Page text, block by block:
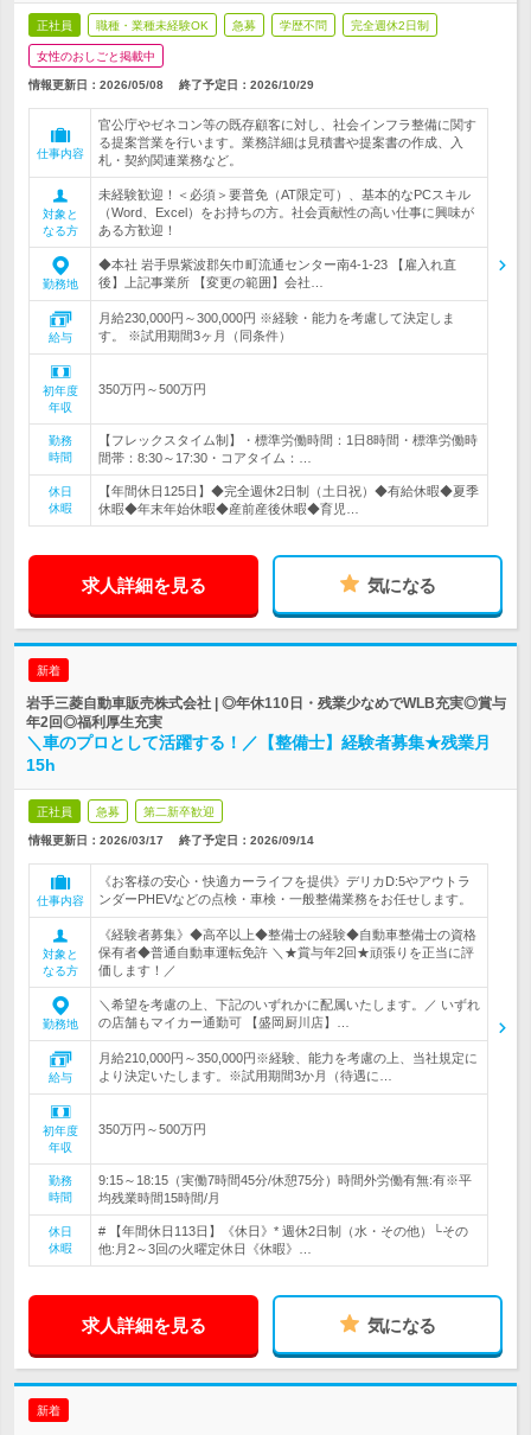
正社員 職種・業種未経験OK 急募 学歴不問 完全週休2日制
女性のおしごと掲載中
情報更新日：2026/05/08 終了予定日： 2026/10/29
仕事内容
官公庁やゼネコン等の既存顧客に対し、社会インフラ整備に関す
る提案営業を行います。業務詳細は見積書や提案書の作成、入
札・契約関連業務など。
対象と
なる方
未経験歓迎！＜必須＞要普免（AT限定可）、基本的なPCスキル
（Word、Excel）をお持ちの方。社会貢献性の高い仕事に興味が
ある方歓迎！
勤務地
◆本社 岩手県紫波郡矢巾町流通センター南4-1-23 【雇入れ直
後】上記事業所 【変更の範囲】会社…
給与
月給230,000円～300,000円 ※経験・能力を考慮して決定しま
す。 ※試用期間3ヶ月（同条件）
初年度
年収
350万円～500万円
勤務
時間
【フレックスタイム制】・標準労働時間：1日8時間・標準労働時
間帯：8:30～17:30・コアタイム：…
休日
休暇
【年間休日125日】◆完全週休2日制（土日祝）◆有給休暇◆夏季
休暇◆年末年始休暇◆産前産後休暇◆育児…
求人詳細を見る 気になる
新着
岩手三菱自動車販売株式会社 | ◎年休110日・残業少なめでWLB充実◎賞与
年2回◎福利厚生充実
＼車のプロとして活躍する！／【整備士】経験者募集★残業月
15h
正社員 急募 第二新卒歓迎
情報更新日：2026/03/17 終了予定日： 2026/09/14
仕事内容
《お客様の安心・快適カーライフを提供》デリカD:5やアウトラ
ンダーPHEVなどの点検・車検・一般整備業務をお任せします。
対象と
なる方
《経験者募集》◆高卒以上◆整備士の経験◆自動車整備士の資格
保有者◆普通自動車運転免許 ＼★賞与年2回★頑張りを正当に評
価します！／
勤務地
＼希望を考慮の上、下記のいずれかに配属いたします。／ いずれ
の店舗もマイカー通勤可 【盛岡厨川店】…
給与
月給210,000円～350,000円※経験、能力を考慮の上、当社規定に
より決定いたします。※試用期間3か月（待遇に…
初年度
年収
350万円～500万円
勤務
時間
9:15～18:15（実働7時間45分/休憩75分）時間外労働有無:有※平
均残業時間15時間/月
休日
休暇
# 【年間休日113日】《休日》* 週休2日制（水・その他）└その
他:月2～3回の火曜定休日《休暇》…
求人詳細を見る 気になる
新着